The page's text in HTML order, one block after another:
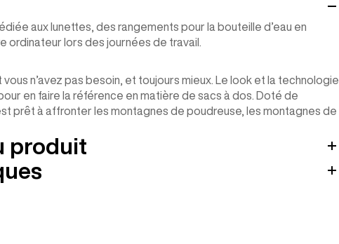
aux lunettes, des rangements pour la bouteille d’eau en
lors des journées de travail.
n’avez pas besoin, et toujours mieux. Le look et la technologie
en faire la référence en matière de sacs à dos. Doté de
prêt à affronter les montagnes de poudreuse, les montagnes de
produit